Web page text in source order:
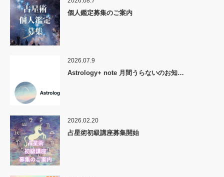
個人鑑定募集のご案内
2026.07.9
Astrology+ note 月間うらないのお知…
2026.02.20
占星術初級講座募集開始